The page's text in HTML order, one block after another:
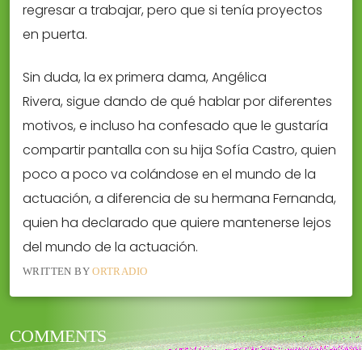
regresar a trabajar, pero que si tenía proyectos
en puerta.
Sin duda, la ex primera dama, Angélica
Rivera, sigue dando de qué hablar por diferentes
motivos, e incluso ha confesado que le gustaría
compartir pantalla con su hija Sofía Castro, quien
poco a poco va colándose en el mundo de la
actuación, a diferencia de su hermana Fernanda,
quien ha declarado que quiere mantenerse lejos
del mundo de la actuación.
WRITTEN BYORTRADIO
COMMENTS